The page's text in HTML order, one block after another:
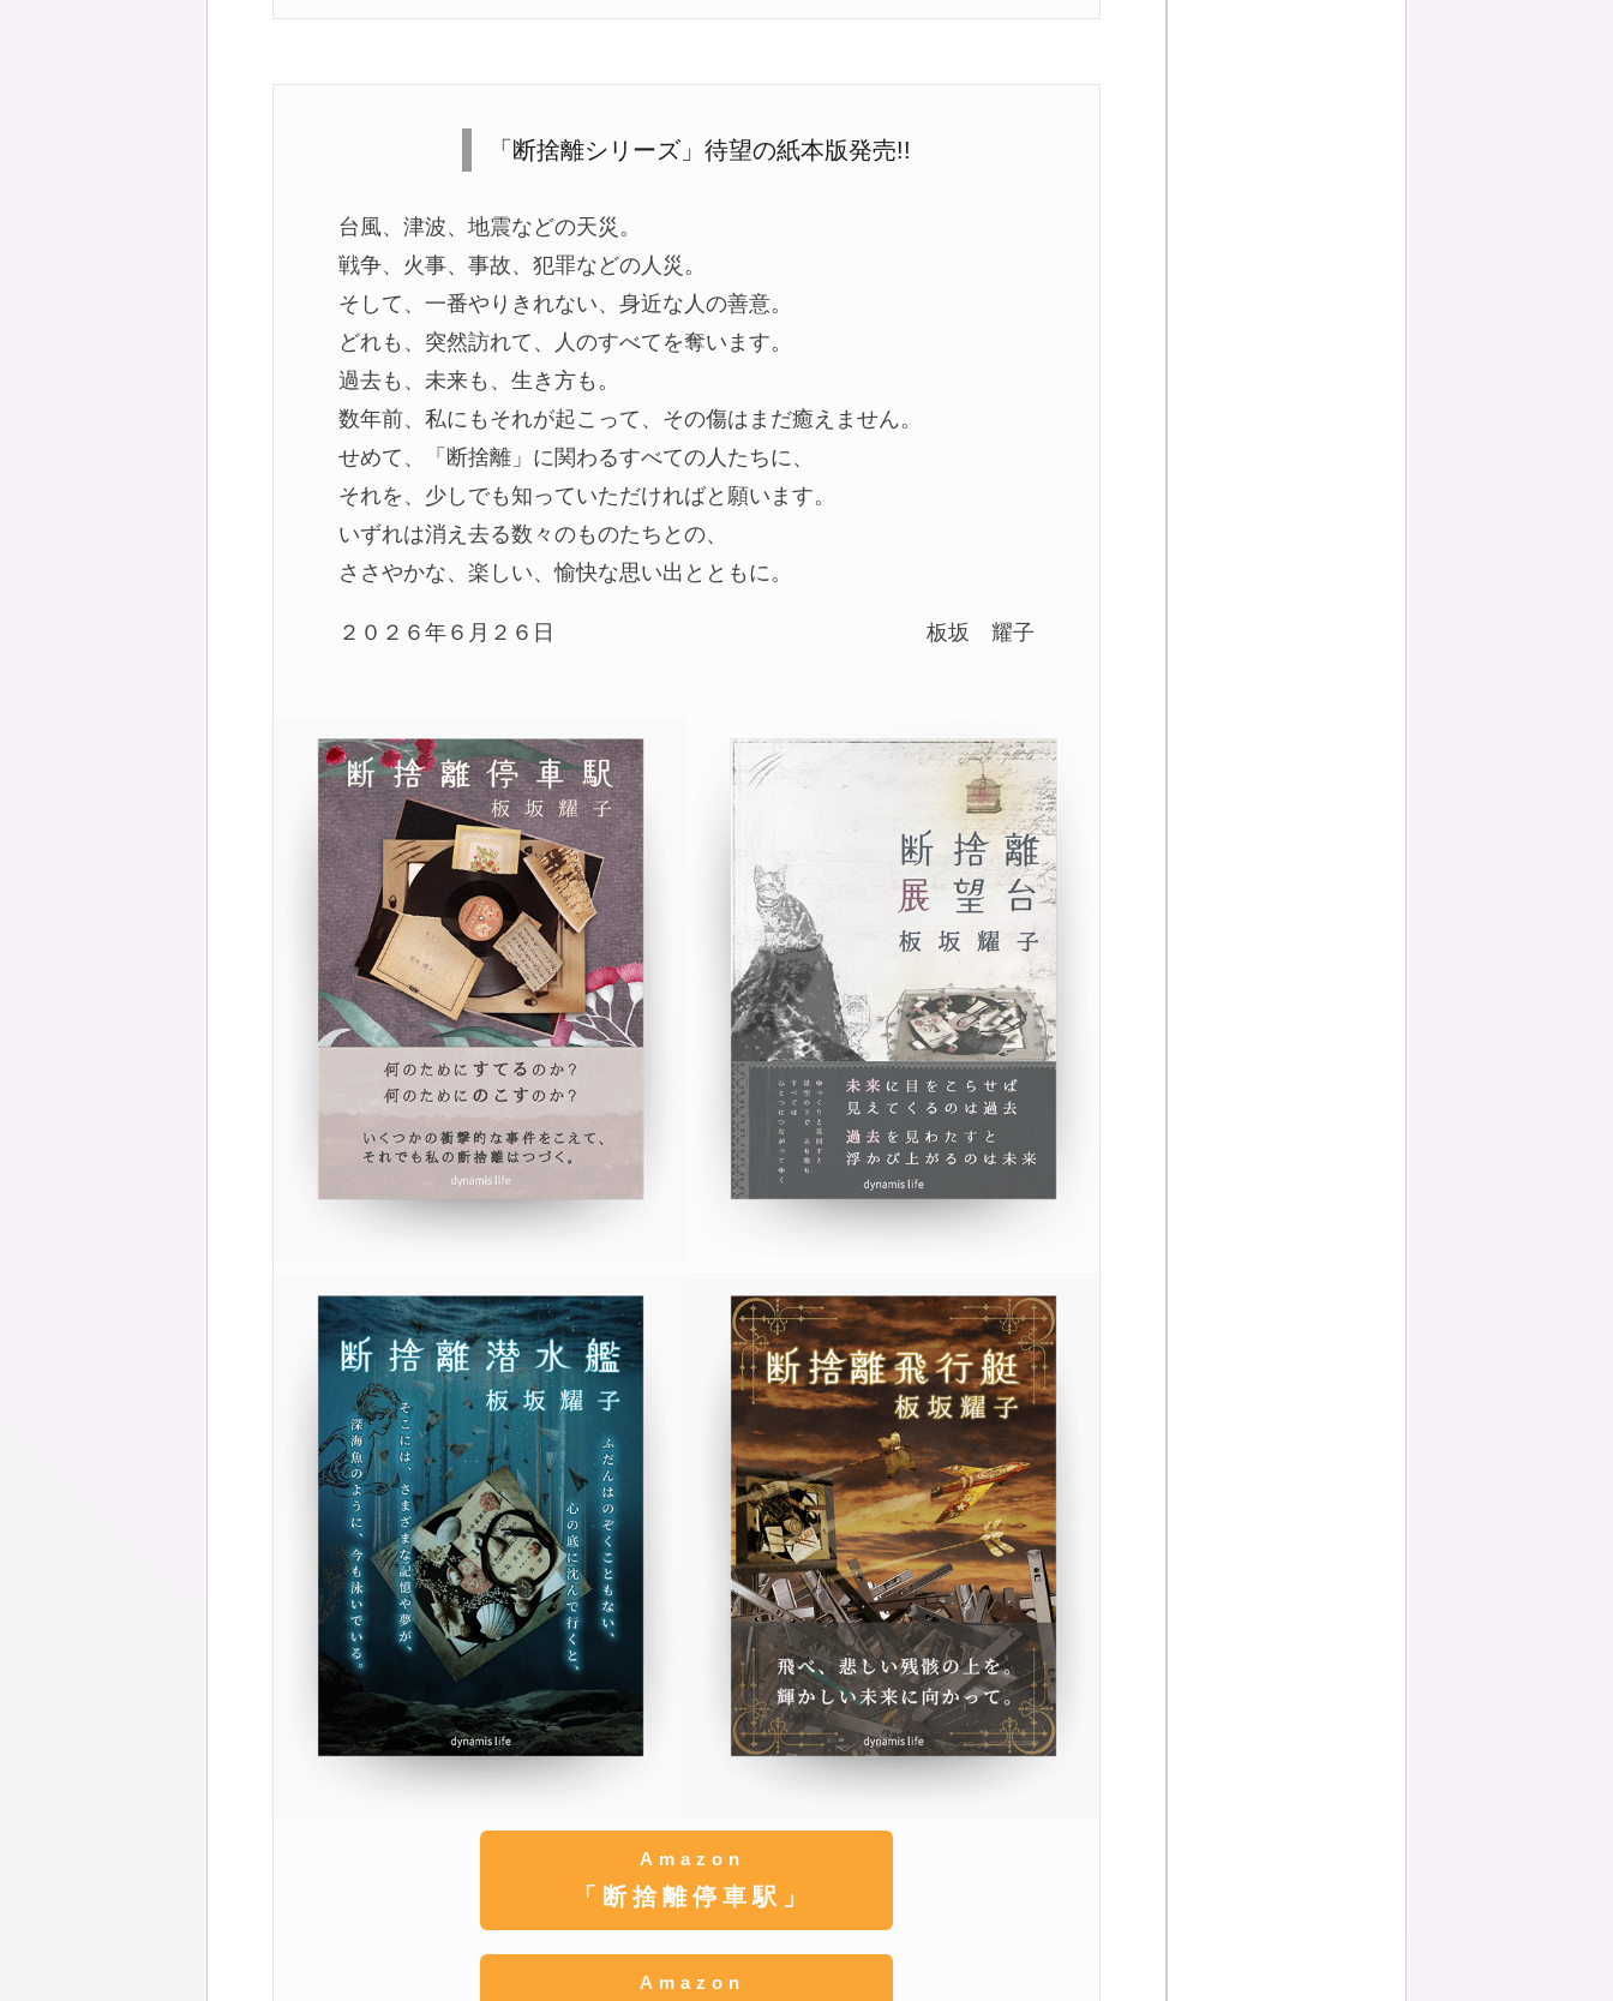
「断捨離シリーズ」待望の紙本版発売!!
台風、津波、地震などの天災。
戦争、火事、事故、犯罪などの人災。
そして、一番やりきれない、身近な人の善意。
どれも、突然訪れて、人のすべてを奪います。
過去も、未来も、生き方も。
数年前、私にもそれが起こって、その傷はまだ癒えません。
せめて、「断捨離」に関わるすべての人たちに、
それを、少しでも知っていただければと願います。
いずれは消え去る数々のものたちとの、
ささやかな、楽しい、愉快な思い出とともに。
２０２６年６月２６日 板坂 耀子
Amazon
「断捨離停車駅」
Amazon